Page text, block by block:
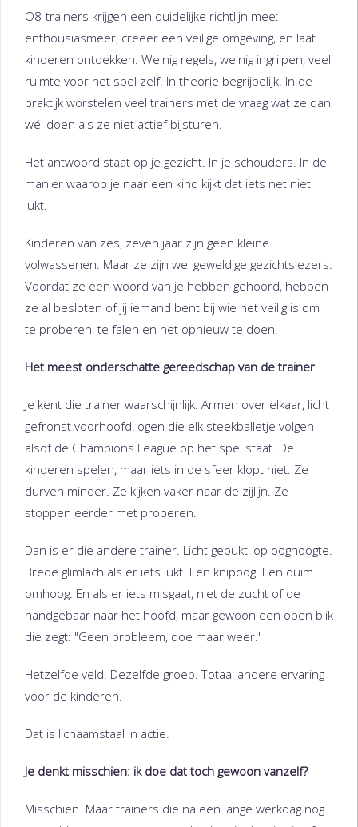
O8-trainers krijgen een duidelijke richtlijn mee:
enthousiasmeer, creëer een veilige omgeving, en laat
kinderen ontdekken. Weinig regels, weinig ingrijpen, veel
ruimte voor het spel zelf. In theorie begrijpelijk. In de
praktijk worstelen veel trainers met de vraag wat ze dan
wél doen als ze niet actief bijsturen.
Het antwoord staat op je gezicht. In je schouders. In de
manier waarop je naar een kind kijkt dat iets net niet
lukt.
Kinderen van zes, zeven jaar zijn geen kleine
volwassenen. Maar ze zijn wel geweldige gezichtslezers.
Voordat ze een woord van je hebben gehoord, hebben
ze al besloten of jij iemand bent bij wie het veilig is om
te proberen, te falen en het opnieuw te doen.
Het meest onderschatte gereedschap van de trainer
Je kent die trainer waarschijnlijk. Armen over elkaar, licht
gefronst voorhoofd, ogen die elk steekballetje volgen
alsof de Champions League op het spel staat. De
kinderen spelen, maar iets in de sfeer klopt niet. Ze
durven minder. Ze kijken vaker naar de zijlijn. Ze
stoppen eerder met proberen.
Dan is er die andere trainer. Licht gebukt, op ooghoogte.
Brede glimlach als er iets lukt. Een knipoog. Een duim
omhoog. En als er iets misgaat, niet de zucht of de
handgebaar naar het hoofd, maar gewoon een open blik
die zegt: "Geen probleem, doe maar weer."
Hetzelfde veld. Dezelfde groep. Totaal andere ervaring
voor de kinderen.
Dat is lichaamstaal in actie.
Je denkt misschien: ik doe dat toch gewoon vanzelf?
Misschien. Maar trainers die na een lange werkdag nog